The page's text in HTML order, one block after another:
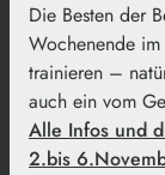
Die Besten der
Wochenende
trainieren –
auch ein vom
Alle Infos und
2.bis